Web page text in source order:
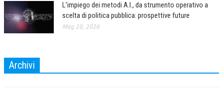
L’impiego dei metodi A.I., da strumento operativo a
scelta di politica pubblica: prospettive future
Mag 28, 2026
Archivi